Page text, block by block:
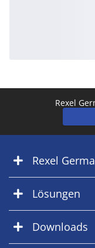
Rexel
Rexel
Lösungen
Downloads